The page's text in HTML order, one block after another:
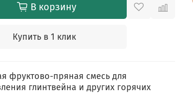
В корзину
Купить в 1 клик
фруктово-пряная смесь для
глинтвейна и других горячих